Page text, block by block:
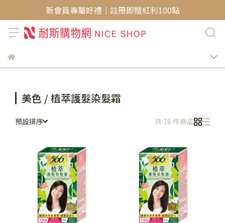
新會員專屬好禮｜註冊即贈紅利100點
美色 / 植萃護髮染髮霜
預設排序 共 18 件商品